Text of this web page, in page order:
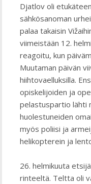
Djatlov oli
sähkösanoman
palaa takaisin
viimeistään 12.
reagoitu, kun
Muutaman päivän
hiihtovaelluksilla.
opiskelijoiden ja
pelastuspartio lähti
huolestuneiden
myös poliisi ja
helikopterein ja
26. helmikuuta
rinteeltä. Teltta oli